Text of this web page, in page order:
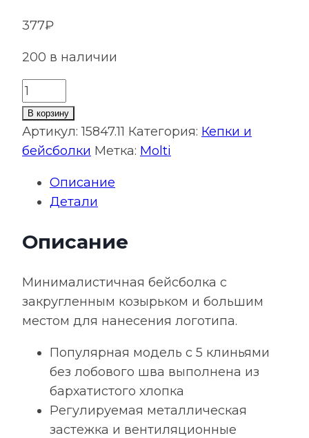
377₽
200 в наличии
Количество
товара
Бейсболка
Standard,
В корзину
Артикул:15847.11 Категория: Кепки и
бейсболки Метка: Molti
Описание
Детали
Описание
Минималистичная бейсболка с
закругленным козырьком и большим
местом для нанесения логотипа.
Популярная модель с 5 клиньями
без лобового шва выполнена из
бархатистого хлопка
Регулируемая металлическая
застежка и вентиляционные